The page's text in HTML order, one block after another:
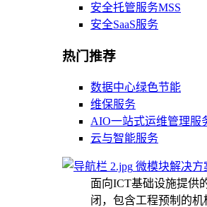
安全托管服务MSS
安全SaaS服务
热门推荐
数据中心绿色节能
维保服务
AIO一站式运维管理服
云与智能服务
微模块解决方
面向ICT基础设施提供
闭，包含工程预制的